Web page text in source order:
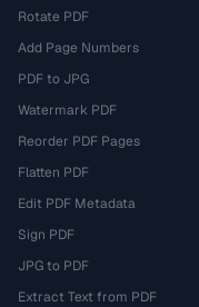
Rotate PDF
Add Page Numbers
PDF to JPG
Watermark PDF
Reorder PDF Pages
Flatten PDF
Edit PDF Metadata
Sign PDF
JPG to PDF
Extract Text from PDF